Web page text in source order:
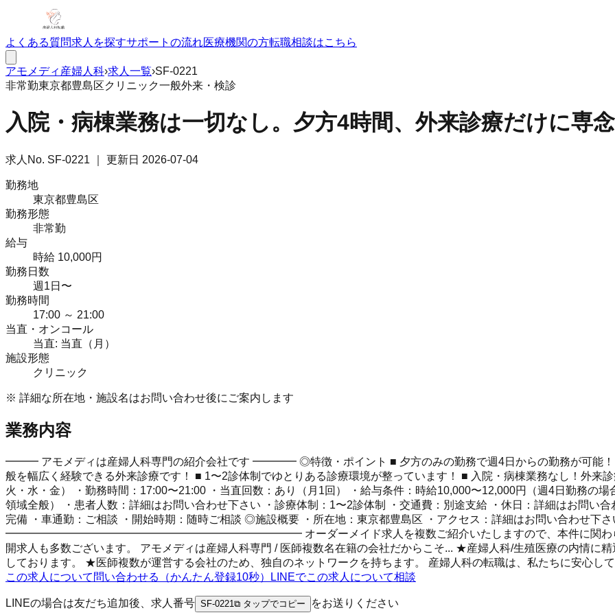
よくある質問求人を探すサポートの流れ医療機関の方転職相談はこちら
アモメディ 産婦人科›求人一覧›SF-0221
非常勤東京都豊島区クリニック一般外来・検診
入院・病棟業務は一切なし。夕方4時間、外来診療だけに専念
求人No. SF-0221 ｜ 更新日 2026-07-04
勤務地
東京都豊島区
勤務形態
非常勤
給与
時給 10,000円
勤務日数
週1日〜
勤務時間
17:00 ～ 21:00
当直・オンコール
当直: 当直（月）
施設形態
クリニック
※ 詳細な所在地・施設名はお問い合わせ後にご案内します
業務内容
━━━ アモメディは産婦人科専門の紹介会社です ━━━━ ◎特徴・ポイント ■ 夕方のみの勤務で週4日からの勤務が可能！
般を幅広く経験できる外来診療です！ ■ 1〜2診体制でゆとりある診療環境が整っています！ ■ 入院・病棟業務なし！外来
火・水・金） ・勤務時間：17:00〜21:00 ・当直回数：あり（月1回） ・給与条件：時給10,000〜12,000円（週4日勤務の
領域全般） ・患者人数：詳細はお問い合わせ下さい ・診療体制：1〜2診体制 ・交通費：別途支給 ・休日：詳細はお問い
完備 ・車通勤：ご相談 ・開始時期：随時ご相談 ◎施設概要 ・所在地：東京都豊島区 ・アクセス：詳細はお問い合わせ下さ
━━━━━━━━━━━━━━━━━━━━━━━━━━━ オーダーメイド求人を複数ご紹介いたしますので、本件に関わらずま
開求人も多数ございます。 アモメディは産婦人科専門 / 医師複数名在籍の会社だからこそ... ★産婦人科/生殖医療の内情に
しております。 ★医師複数が運営する会社のため、独自のネットワークを持ちます。 産婦人科の転職は、私たちに安心し
この求人について問い合わせる（かんたん登録10秒）
LINEでこの求人について相談
LINEの場合は友だち追加後、求人番号 SF-0221⧉ タップでコピー をお送りください